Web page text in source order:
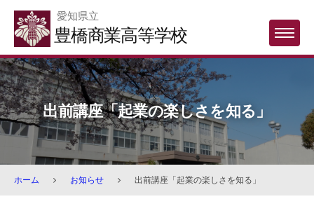
Skip
content
愛知県立
豊橋商業高等学校 MENU
出前講座「起業の楽しさを知る」
ホーム お知らせ 出前講座「起業の楽しさを知る」